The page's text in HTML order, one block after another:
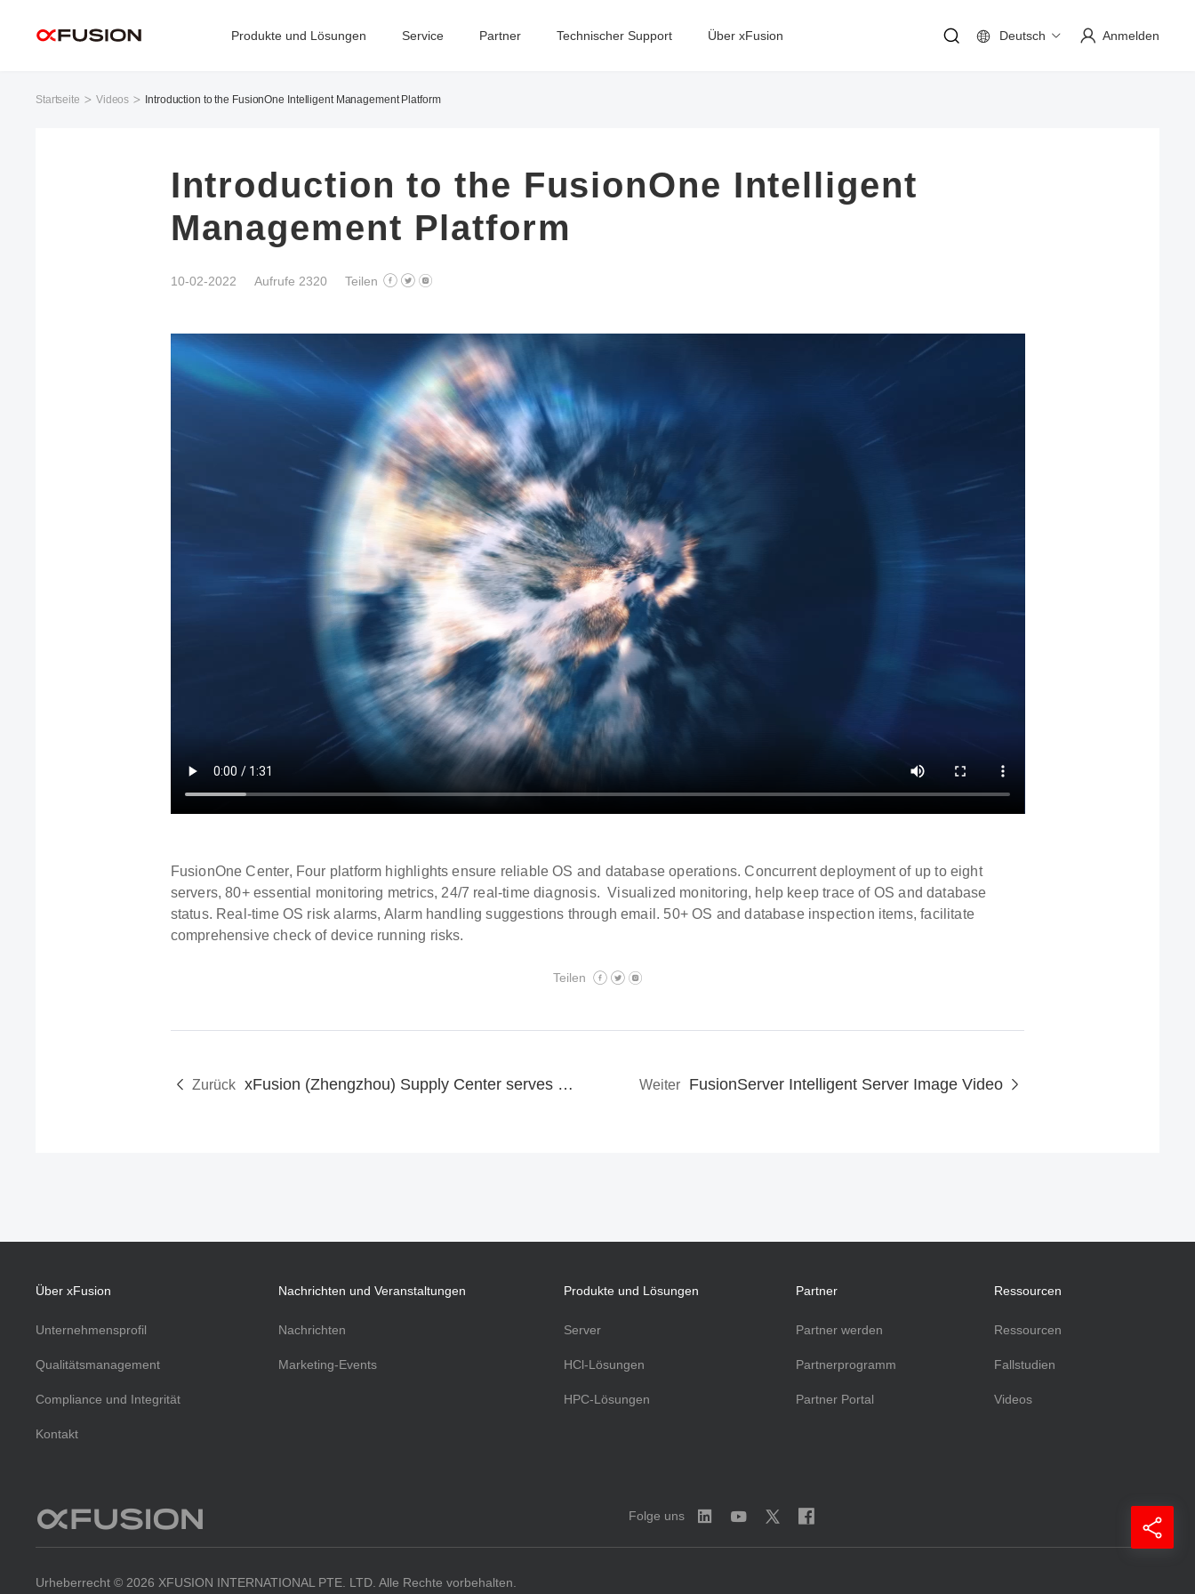
Produkte und Lösungen Service Partner Technischer Support Über xFusion Deutsch Anmelden
Startseite Videos Introduction to the FusionOne Intelligent Management Platform
Introduction to the FusionOne Intelligent
Management Platform
10-02-2022 Aufrufe 2320 Teilen
FusionOne Center, Four platform highlights ensure reliable OS and database operations. Concurrent deployment of up to eight
servers, 80+ essential monitoring metrics, 24/7 real-time diagnosis. Visualized monitoring, help keep trace of OS and database
status. Real-time OS risk alarms, Alarm handling suggestions through email. 50+ OS and database inspection items, facilitate
comprehensive check of device running risks.
Teilen
Zurück xFusion (Zhengzhou) Supply Center serves reliable and global delivery Weiter FusionServer Intelligent Server Image Video
Über xFusion
Unternehmensprofil
Qualitätsmanagement
Compliance und Integrität
Kontakt
Nachrichten und Veranstaltungen
Nachrichten
Marketing-Events
Produkte und Lösungen
Server
HCl-Lösungen
HPC-Lösungen
Partner
Partner werden
Partnerprogramm
Partner Portal
Ressourcen
Ressourcen
Fallstudien
Videos
Folge uns
Urheberrecht © 2026 XFUSION INTERNATIONAL PTE. LTD. Alle Rechte vorbehalten.